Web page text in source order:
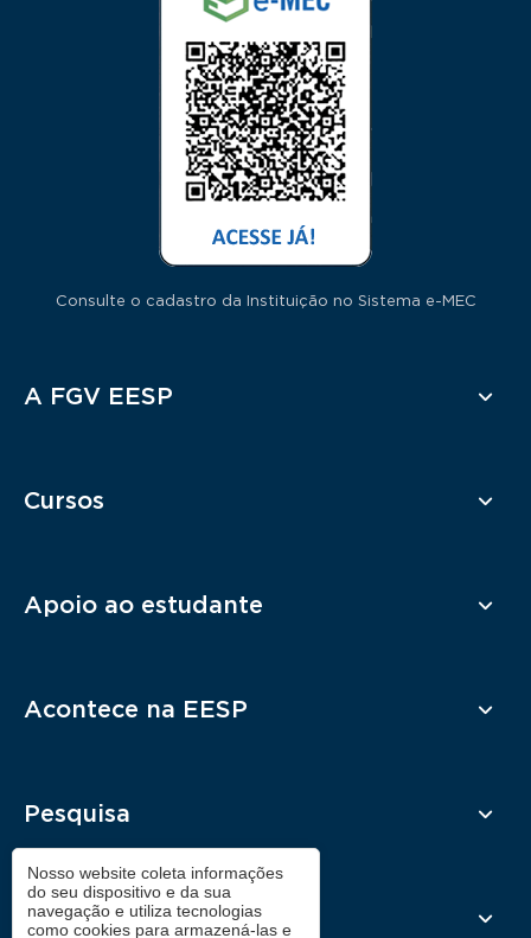
Consulte o cadastro da Instituição no Sistema e-MEC
Rodapé
A FGV EESP
Cursos
Apoio ao estudante
Acontece na EESP
Pesquisa
Contato
Nosso website coleta informações
do seu dispositivo e da sua
navegação e utiliza tecnologias
como cookies para armazená-las e